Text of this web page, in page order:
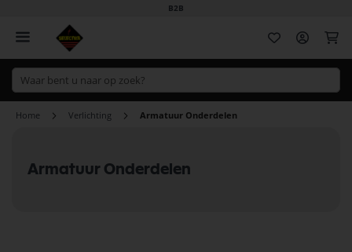
B2B
Home Verlichting Armatuur Onderdelen
Armatuur Onderdelen